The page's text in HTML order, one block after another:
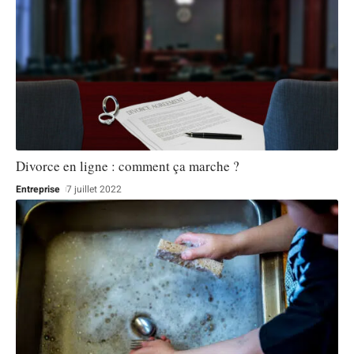
Divorce en ligne : comment ça marche ?
Entreprise 7 juillet 2022